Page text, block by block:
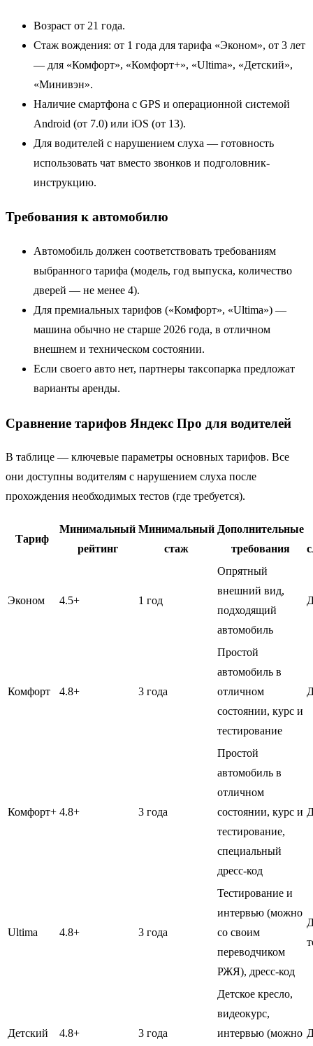
Возраст от 21 года.
Стаж вождения: от 1 года для тарифа «Эконом», от 3 лет
— для «Комфорт», «Комфорт+», «Ultima», «Детский»,
«Минивэн».
Наличие смартфона с GPS и операционной системой
Android (от 7.0) или iOS (от 13).
Для водителей с нарушением слуха — готовность
использовать чат вместо звонков и подголовник-
инструкцию.
Требования к автомобилю
Автомобиль должен соответствовать требованиям
выбранного тарифа (модель, год выпуска, количество
дверей — не менее 4).
Для премиальных тарифов («Комфорт», «Ultima») —
машина обычно не старше 2026 года, в отличном
внешнем и техническом состоянии.
Если своего авто нет, партнеры таксопарка предложат
варианты аренды.
Сравнение тарифов Яндекс Про для водителей
В таблице — ключевые параметры основных тарифов. Все
они доступны водителям с нарушением слуха после
прохождения необходимых тестов (где требуется).
Тариф
Минимальный
рейтинг
Минимальный
стаж
Дополнительные
требования
Эконом 4.5+ 1 год
Опрятный
внешний вид,
подходящий
автомобиль
Комфорт 4.8+ 3 года
Простой
автомобиль в
отличном
состоянии, курс и
тестирование
Комфорт+ 4.8+ 3 года
Простой
автомобиль в
отличном
состоянии, курс и
тестирование,
специальный
дресс-код
Ultima 4.8+ 3 года
Тестирование и
интервью (можно
со своим
переводчиком
РЖЯ), дресс-код
Детский 4.8+ 3 года
Детское кресло,
видеокурс,
интервью (можно